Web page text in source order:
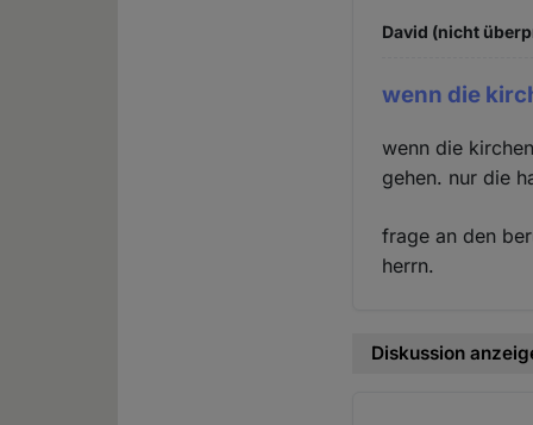
David (nicht
wenn die
wenn die
gehen. nur die
frage an den
herrn.
Diskussion